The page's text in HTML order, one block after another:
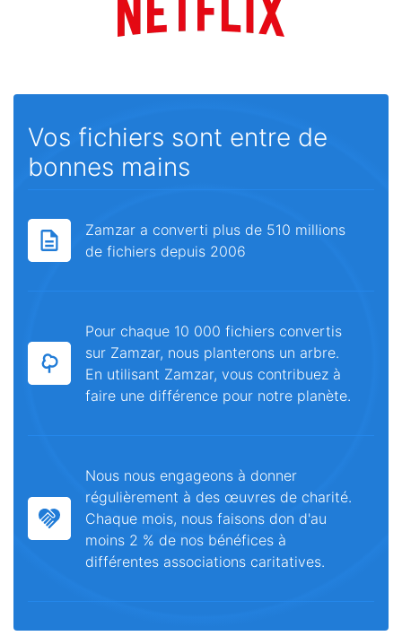
Vos fichiers sont entre de
bonnes mains
Zamzar a converti plus de 510 millions
de fichiers depuis 2006
Pour chaque 10 000 fichiers convertis
sur Zamzar, nous planterons un arbre.
En utilisant Zamzar, vous contribuez à
faire une différence pour notre planète.
Nous nous engageons à donner
régulièrement à des œuvres de charité.
Chaque mois, nous faisons don d'au
moins 2 % de nos bénéfices à
différentes associations caritatives.